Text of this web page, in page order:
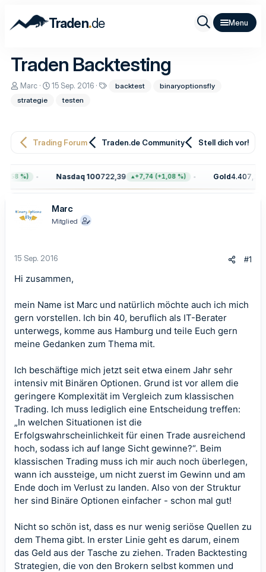
Traden.de
Traden Backtesting
E
s
l
Marc
E
l
15 Sep. 2016
w
e
backtest
binaryoptionsfly
strategie
testen
Trading Forum Traden.de Community Stell dich vor!
%) Nasdaq 100722,39 +7,74 (+1,08 %) Gold4.407,10
Marc
Mitglied
15 Sep. 2016 #1
Hi zusammen,
mein Name ist Marc und natürlich möchte auch ich mich
gern vorstellen. Ich bin 40, beruflich als IT-Berater
unterwegs, komme aus Hamburg und teile Euch gern
meine Gedanken zum Thema mit.
Ich beschäftige mich jetzt seit etwa einem Jahr sehr
intensiv mit Binären Optionen. Grund ist vor allem die
geringere Komplexität im Vergleich zum klassischen
Trading. Ich muss lediglich eine Entscheidung treffen:
„In welchen Situationen ist die
Erfolgswahrscheinlichkeit für einen Trade ausreichend
hoch, sodass ich auf lange Sicht gewinne?“. Beim
klassischen Trading muss ich mir auch noch überlegen,
wann ich aussteige, um nicht zuerst im Gewinn und am
Ende doch im Verlust zu landen. Also von der Struktur
her sind Binäre Optionen einfacher - schon mal gut!
Nicht so schön ist, dass es nur wenig seriöse Quellen zu
dem Thema gibt. In erster Linie geht es darum, einem
das Geld aus der Tasche zu ziehen. Traden Backtesting
Strategien, die von den Brokern selbst kommen und